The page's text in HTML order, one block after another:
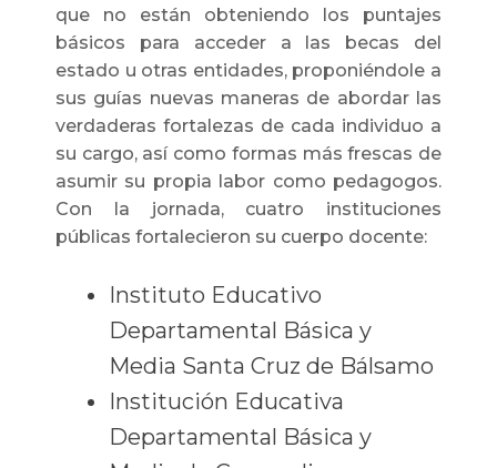
que no están obteniendo los puntajes
básicos para acceder a las becas del
estado u otras entidades, proponiéndole a
sus guías nuevas maneras de abordar las
verdaderas fortalezas de cada individuo a
su cargo, así como formas más frescas de
asumir su propia labor como pedagogos.
Con la jornada, cuatro instituciones
públicas fortalecieron su cuerpo docente:
Instituto Educativo
Departamental Básica y
Media Santa Cruz de Bálsamo
Institución Educativa
Departamental Básica y